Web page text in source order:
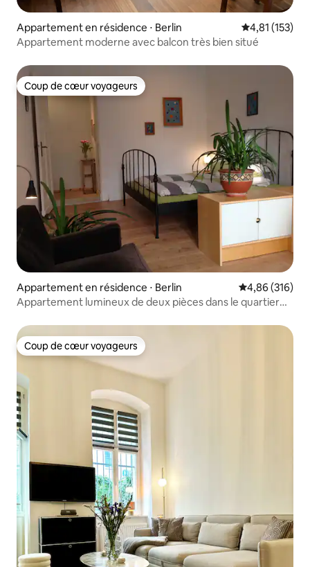
Appartement en résidence ⋅ Berlin Évaluation
4,81 (153)
Appartement moderne avec balcon très bien situé
Coup de cœur voyageurs
Coup de cœur voyageurs
Appartement en résidence ⋅ Berlin Évaluation
4,86 (316)
Appartement lumineux de deux pièces dans le quartier
Coup de cœur voyageurs
Coup de cœur voyageurs